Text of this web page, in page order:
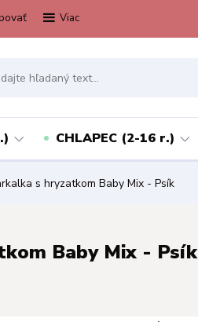
Viac
CHLAPEC (2-16 r.)
s hryzatkom Baby Mix - Psík
Baby Mix - Psík